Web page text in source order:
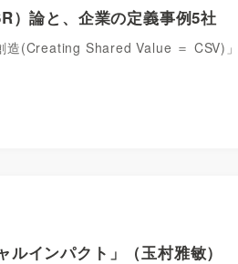
）論と、企業の定義事例5社
造(Creating Shared Value ＝ CSV)
インパクト」（玉村雅敏）